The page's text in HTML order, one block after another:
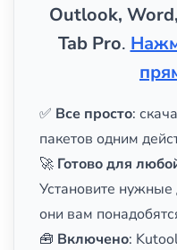
Outlook,
Tab Pro.
✅ Все просто:
пакетов одним
🚀 Готово для
Установите нужные
они вам
🧰 Включено: